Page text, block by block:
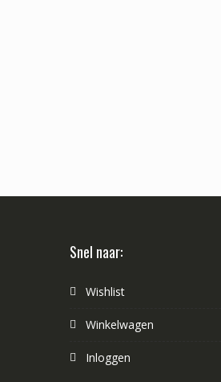
Snel naar:
Wishlist
Winkelwagen
Inloggen